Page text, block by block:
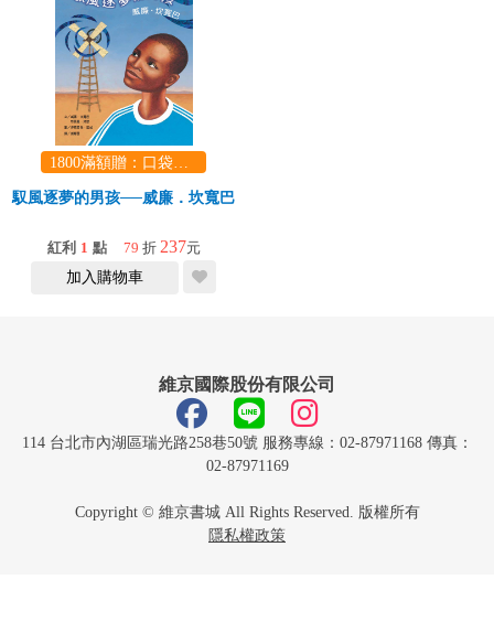
1800滿額贈：口袋玩具一份（隨機出貨） (summer read)
馭風逐夢的男孩──威廉．坎寬巴
紅利 1 點 79 折 237元
加入購物車
維京國際股份有限公司
114 台北市內湖區瑞光路258巷50號 服務專線：02-87971168 傳真：
02-87971169
Copyright © 維京書城 All Rights Reserved. 版權所有
隱私權政策